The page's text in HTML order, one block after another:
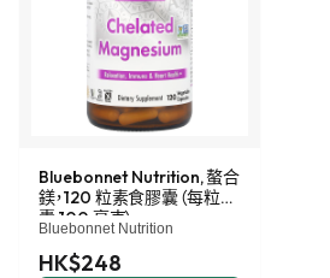
Bluebonnet Nutrition, 螯合
鎂，120 粒素食膠囊（每粒膠
囊 100 毫克）
Bluebonnet Nutrition
HK$248